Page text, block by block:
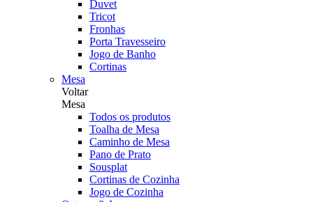
Duvet
Tricot
Fronhas
Porta Travesseiro
Jogo de Banho
Cortinas
Mesa
Voltar
Mesa
Todos os produtos
Toalha de Mesa
Caminho de Mesa
Pano de Prato
Sousplat
Cortinas de Cozinha
Jogo de Cozinha